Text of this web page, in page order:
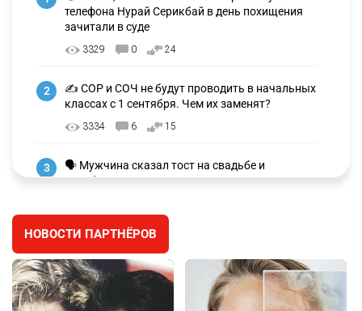
телефона Нурай Серикбай в день похищения
зачитали в суде
3329 0 24
2
✍️ СОР и СОЧ не будут проводить в начальных
классах с 1 сентября. Чем их заменят?
3334 6 15
3
🗣 Мужчина сказал тост на свадьбе и
заработал уголовное дело
🐏 Скота больше, а мясо дороже. Почему в
Казахстане продолжают расти цены на
баранину и конину
2733
НОВОСТИ ПАРТНЁРОВ